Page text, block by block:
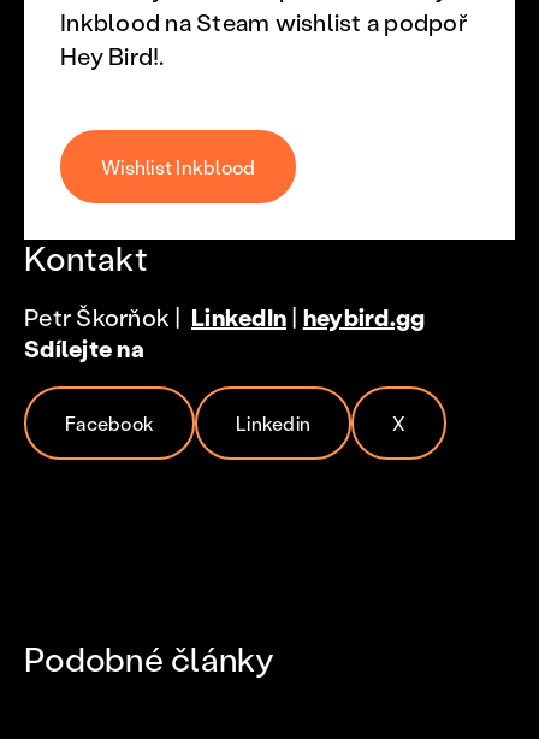
Inkblood na Steam wishlist a podpoř
Hey Bird!.
Wishlist Inkblood
Kontakt
Petr Škorňok | LinkedIn| heybird.gg
Sdílejte na
Facebook Linkedin X
Podobné články